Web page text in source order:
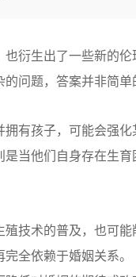
衍生出了一些新的
问题，答案并非简单
有孩子，可能会强
当他们自身存在生
技术的普及，也可
全依赖于婚姻关系